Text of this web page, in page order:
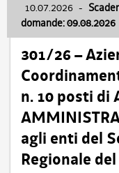
10.07.2026 -
domande: 09.08.2026
301/26 –
n. 10 posti di
agli enti del
Regionale